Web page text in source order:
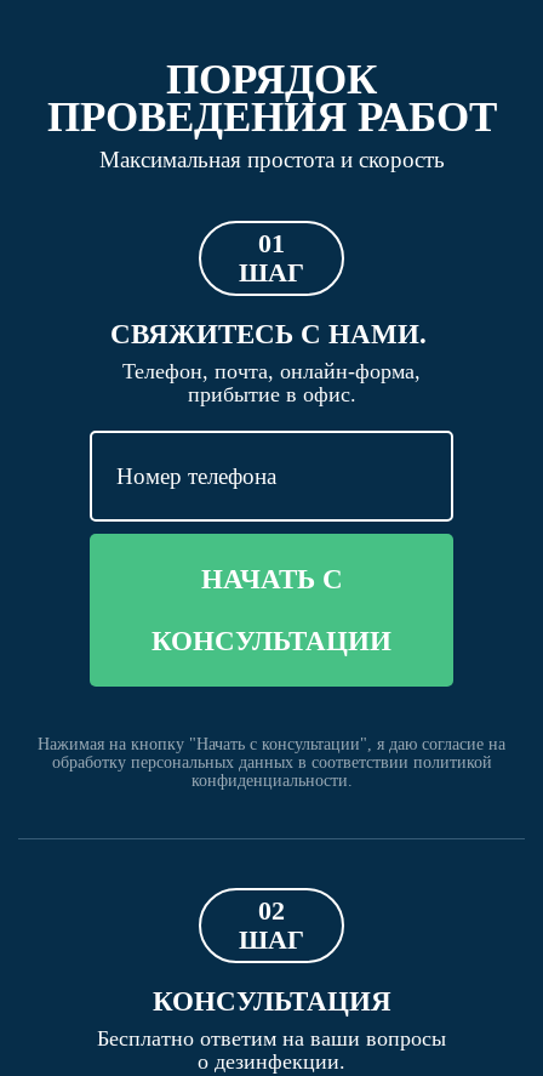
ПОРЯДОК
ПРОВЕДЕНИЯ РАБОТ
Максимальная простота и скорость
01
ШАГ
СВЯЖИТЕСЬ С НАМИ.
Телефон, почта, онлайн-форма,
прибытие в офис.
НАЧАТЬ С
КОНСУЛЬТАЦИИ
Нажимая на кнопку "Начать с консультации", я даю согласие на
обработку персональных данных в соответствии политикой
конфиденциальности.
02
ШАГ
КОНСУЛЬТАЦИЯ
Бесплатно ответим на ваши вопросы
о дезинфекции.